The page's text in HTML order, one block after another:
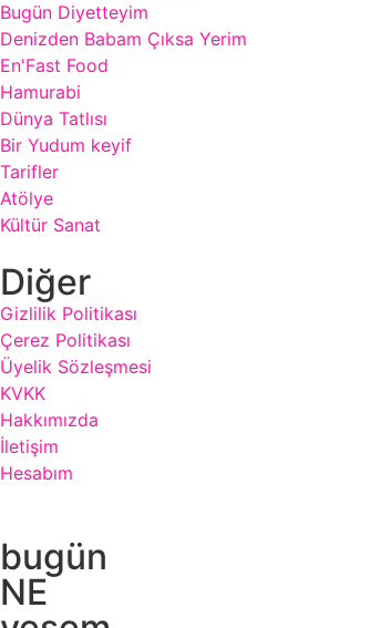
Bugün Diyetteyim
Denizden Babam Çıksa Yerim
En'Fast Food
Hamurabi
Dünya Tatlısı
Bir Yudum keyif
Tarifler
Atölye
Kültür Sanat
Diğer
Gizlilik Politikası
Çerez Politikası
Üyelik Sözleşmesi
KVKK
Hakkımızda
İletişim
Hesabım
bugün
NE